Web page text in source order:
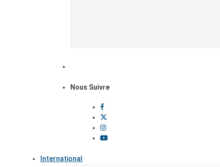
Nous Suivre
International